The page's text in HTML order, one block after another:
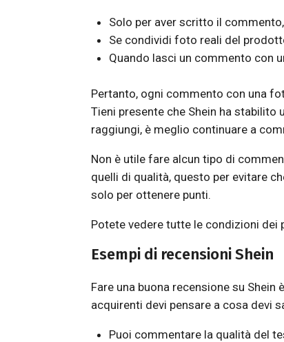
Solo per aver scritto il
Se condividi foto reali del
Quando lasci un commento con
Pertanto, ogni commento con una
Tieni presente che Shein ha
raggiungi, è meglio continuare a
Non è utile fare alcun tipo di
quelli di qualità, questo per evitare
solo per ottenere punti.
Potete vedere tutte le condizioni dei
Esempi di recensioni Shein
Fare una buona recensione su
acquirenti devi pensare a cosa devi
Puoi commentare la qualità del